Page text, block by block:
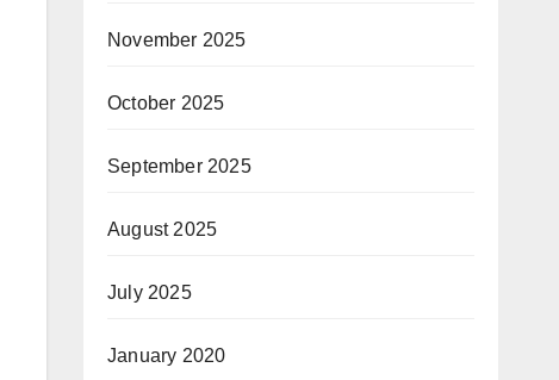
November 2025
October 2025
September 2025
August 2025
July 2025
January 2020